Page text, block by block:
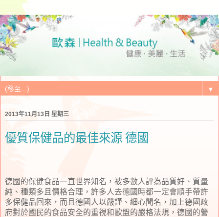
▼
2013年11月13日 星期三
優質保健品的最佳來源 德國
德國的保健食品一直世界知名，被多數人評為品質好、質量
純、種類多且價格合理，許多人去德國時都一定會順手帶許
多保健品回來，而且德國人以嚴謹、細心聞名，加上德國政
府對於國民的食品安全的重視和歐盟的嚴格法規，德國的營